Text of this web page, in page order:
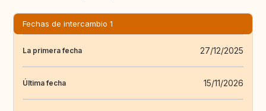
Fechas de intercambio 1
La primera fecha 27/12/2025
Última fecha 15/11/2026